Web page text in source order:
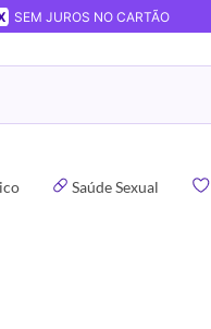
SEM JUROS NO CARTÃO
Saúde Sexual